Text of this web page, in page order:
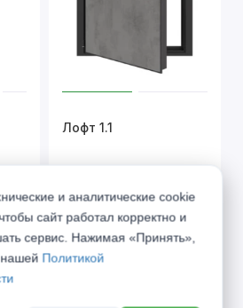
Лофт 1.1
и аналитические cookie
сайт работал корректно и
сервис. Нажимая «Принять»,
нашей Политикой